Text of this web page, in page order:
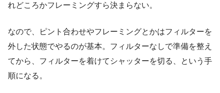
れどころかフレーミングすら決まらない。
なので、ピント合わせやフレーミングとかはフィルターを
外した状態でやるのが基本。フィルターなしで準備を整え
てから、フィルターを着けてシャッターを切る、という手
順になる。